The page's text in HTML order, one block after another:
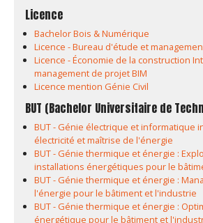
Licence
Bachelor Bois & Numérique
Licence - Bureau d'étude et
Licence - Économie de la construction
management de projet BIM
Licence mention Génie Civil
BUT (Bachelor Universitaire de
BUT - Génie électrique et informatique
électricité et maîtrise de l'énergie
BUT - Génie thermique et énergie :
installations énergétiques pour le
BUT - Génie thermique et énergie :
l'énergie pour le bâtiment et l'industrie
BUT - Génie thermique et énergie :
énergétique pour le bâtiment et